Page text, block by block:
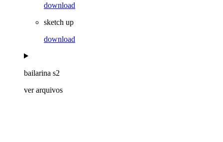
download
sketch up
download
bailarina s2
ver arquivos